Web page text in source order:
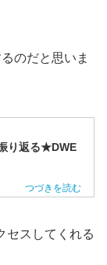
のだと思いま
り返る★DWE
セスしてくれる